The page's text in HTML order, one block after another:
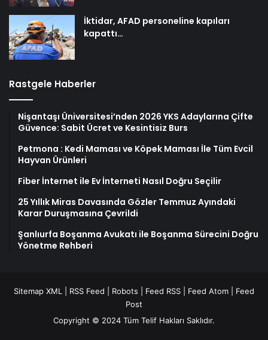
İktidar, AFAD personeline kapıları
kapattı…
Rastgele Haberler
Nişantaşı Üniversitesi’nden 2026 YKS Adaylarına Çifte
Güvence: Sabit Ücret ve Kesintisiz Burs
Petmona : Kedi Maması ve Köpek Maması İle Tüm Evcil
Hayvan Ürünleri
Fiber İnternet ile Ev İnterneti Nasıl Doğru Seçilir
25 Yıllık Miras Davasında Gözler Temmuz Ayındaki
Karar Duruşmasına Çevrildi
Şanlıurfa Boşanma Avukatı ile Boşanma Sürecini Doğru
Yönetme Rehberi
Sitemap XML RSS Feed Robots Feed RSS Feed Atom
Feed
Post
Copyright © 2024 Tüm Telif Hakları Saklıdır.